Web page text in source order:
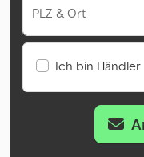
PLZ & Ort
Ich bin Händler